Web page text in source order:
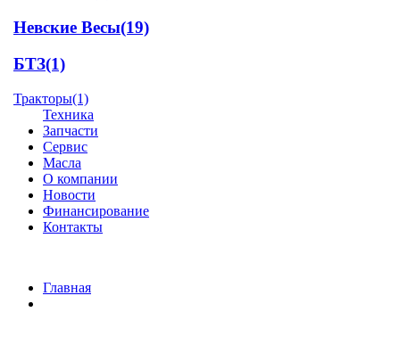
Невские Весы(19)
БТЗ(1)
Тракторы(1)
Техника
Запчасти
Сервис
Масла
О компании
Новости
Финансирование
Контакты
Главная